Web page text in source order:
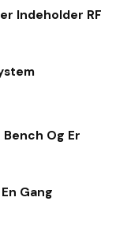
Indeholder RF
Og Er
Gang